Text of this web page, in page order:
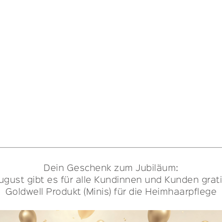
Dein Geschenk zum Jubiläum:
gibt es für alle Kundinnen und Kunden
Goldwell Produkt (Minis) für die Heimhaarpflege